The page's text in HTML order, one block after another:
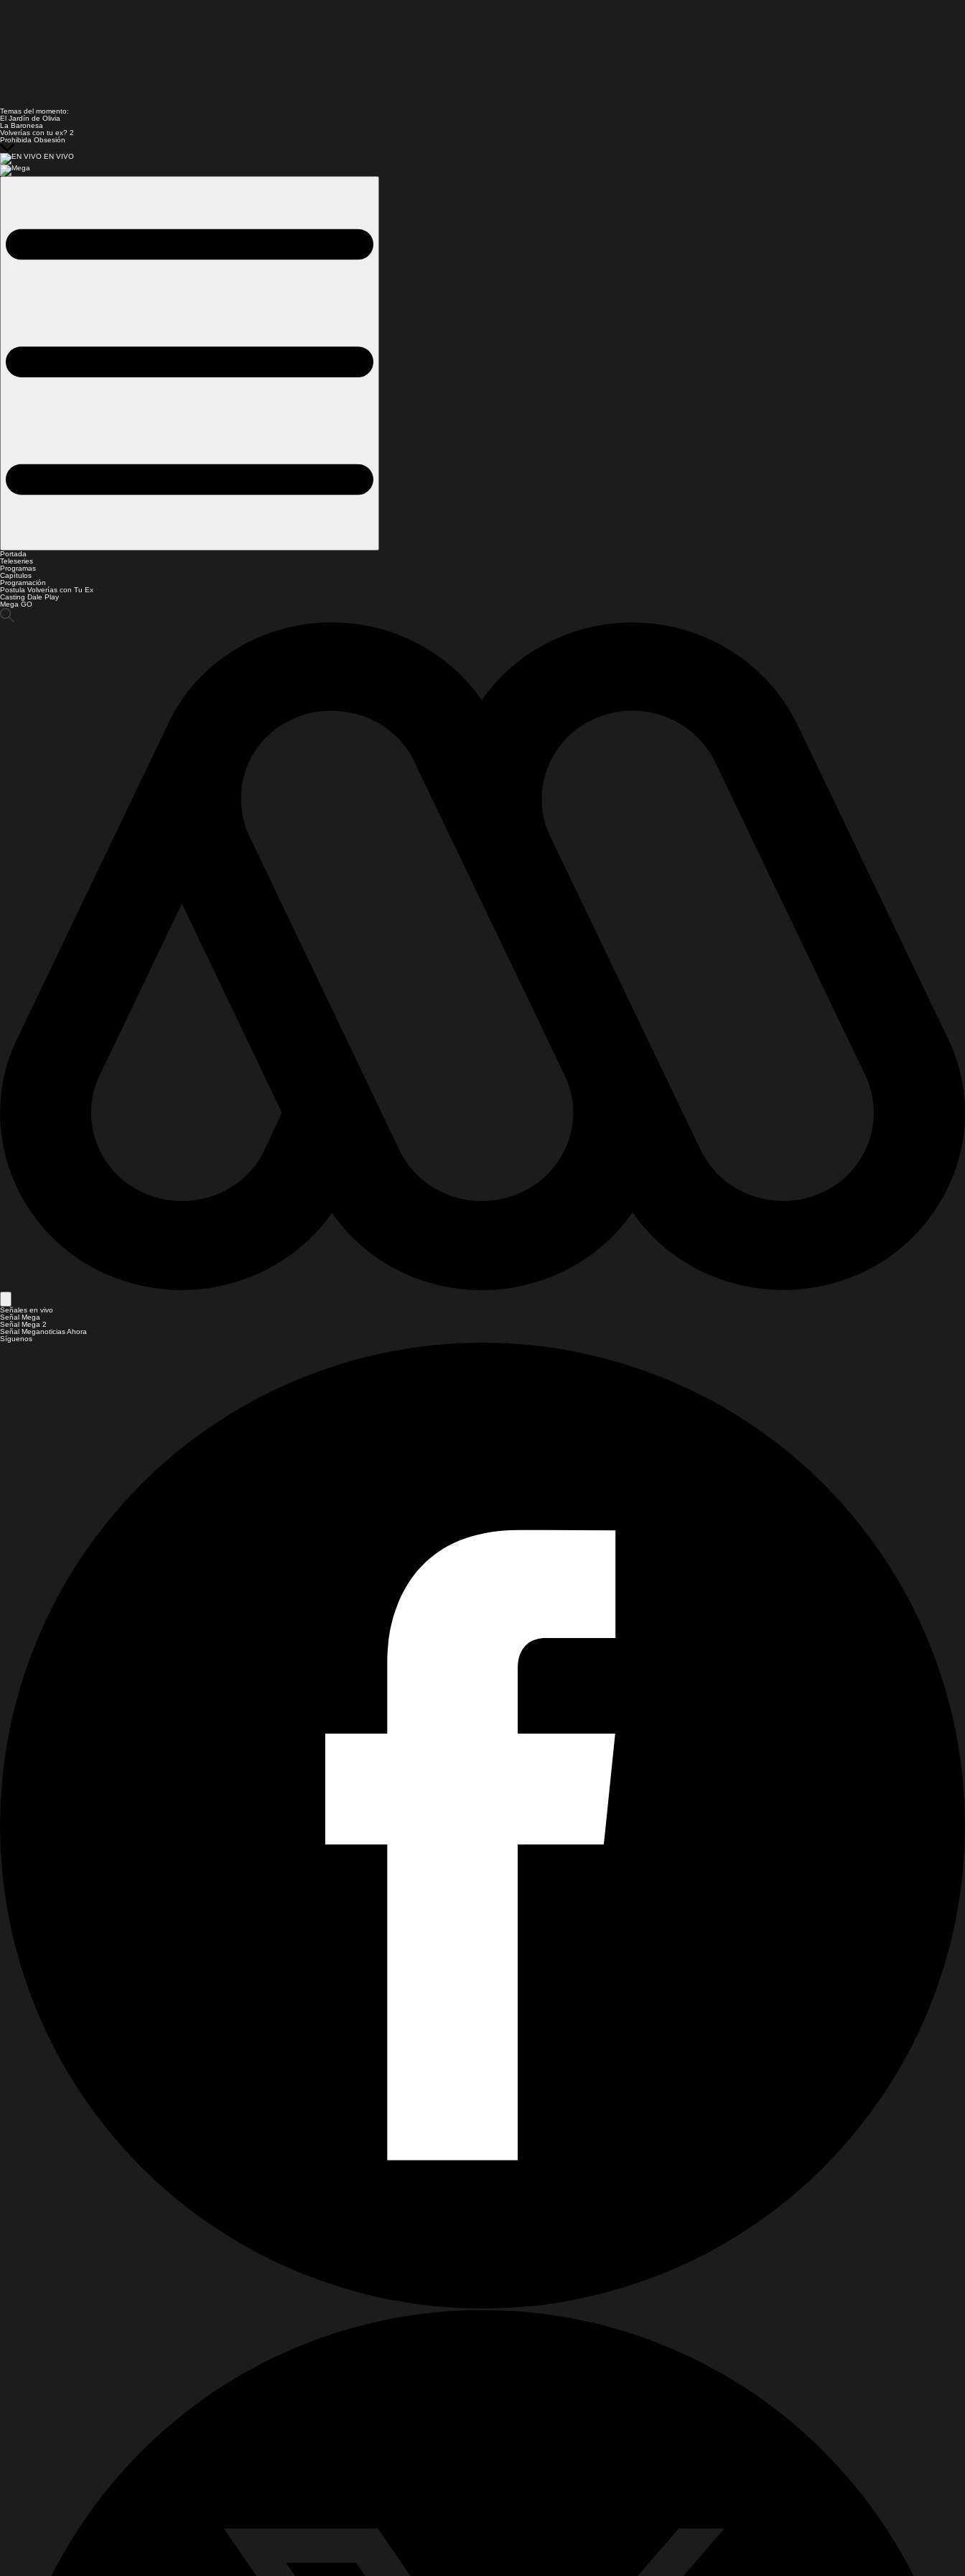
Temas del momento:
El Jardín de Olivia
La Baronesa
Volverías con tu ex? 2
Prohibida Obsesión
EN VIVO
Portada
Teleseries
Programas
Capítulos
Programación
Postula Volverías con Tu Ex
Casting Dale Play
Mega GO
Señales en vivo
Señal Mega
Señal Mega 2
Señal Meganoticias Ahora
Síguenos